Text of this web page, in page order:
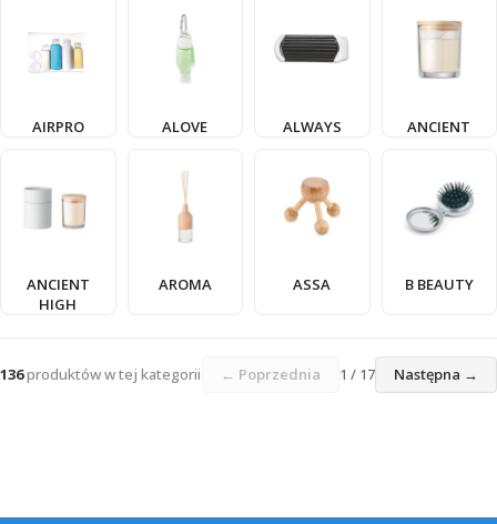
AIRPRO ALOVE ALWAYS ANCIENT
ANCIENT
HIGH
AROMA ASSA B BEAUTY
136produktów w tej kategorii ← Poprzednia 1 / 17 Następna →